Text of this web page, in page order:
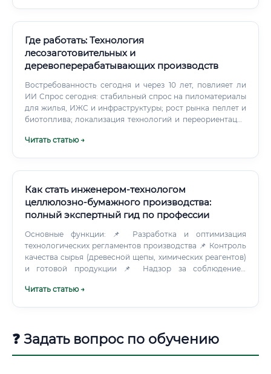
Где работать: Технология
лесозаготовительных и
деревоперерабатывающих производств
Востребованность сегодня и через 10 лет, повлияет ли
ИИ Спрос сегодня: стабильный спрос на пиломатериалы
для жилья, ИЖС и инфраструктуры; рост рынка пеллет и
биотоплива; локализация технологий и переориентация
доли домостроения из древесины (CLT/GLT), фабрикация
отменяют потребность в квалифицированных
операторах, технологах и инженерах по обслуживанию.
Читать статью →
Как стать инженером-технологом
целлюлозно-бумажного производства:
полный экспертный гид по профессии
Основные функции: 📌 Разработка и оптимизация
технологических регламентов производства 📌 Контроль
качества сырья (древесной щепы, химических реагентов)
и готовой продукции 📌 Надзор за соблюдением
производства 📌 Взаимодействие с лабораторией для
освоении новых видов продукции и модернизации
Читать статью →
❓ Задать вопрос по обучению